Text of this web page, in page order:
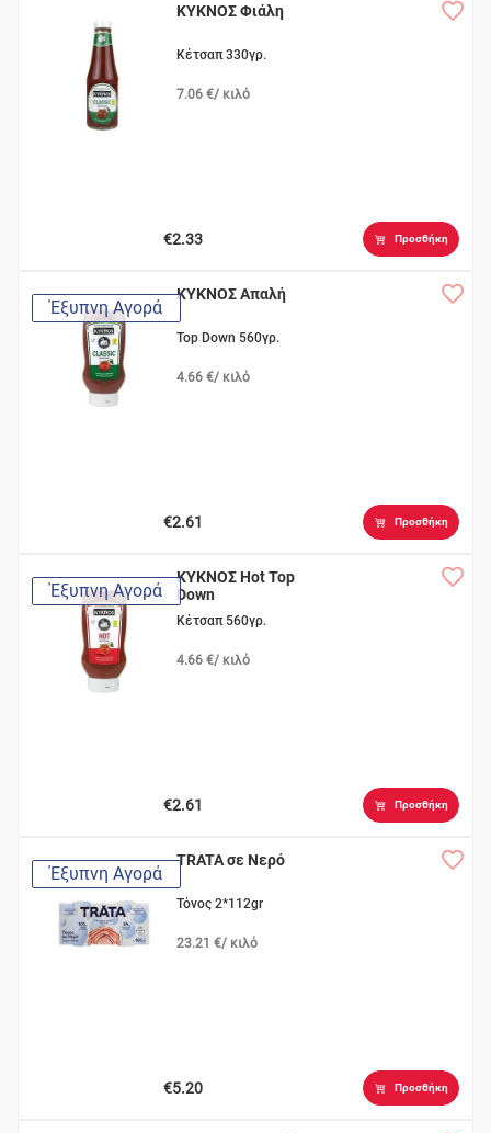
ΚΥΚΝΟΣ Φιάλη
Κέτσαπ 330γρ.
7.06 €/ κιλό
€2.33 Προσθήκη
Έξυπνη Αγορά
ΚΥΚΝΟΣ Απαλή
Top Down 560γρ.
4.66 €/ κιλό
€2.61 Προσθήκη
Έξυπνη Αγορά
ΚΥΚΝΟΣ Hot Top
Down
Κέτσαπ 560γρ.
4.66 €/ κιλό
€2.61 Προσθήκη
Έξυπνη Αγορά
TRATA σε Νερό
Τόνος 2*112gr
23.21 €/ κιλό
€5.20 Προσθήκη